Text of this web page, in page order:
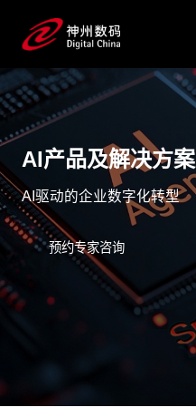
AI产品及解决方案
AI驱动的企业数字化转型
预约专家咨询